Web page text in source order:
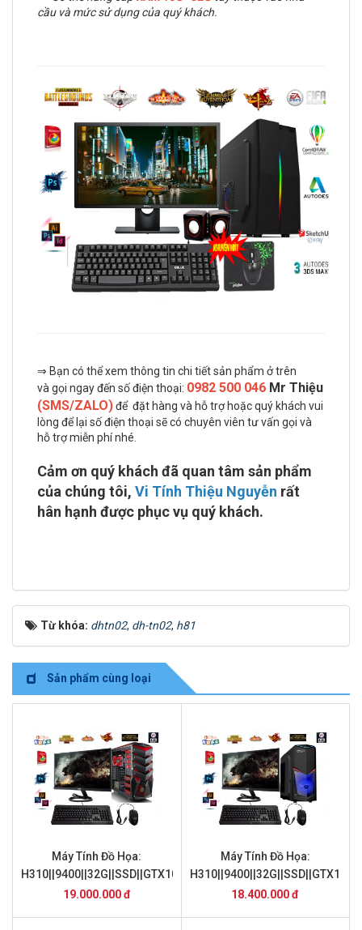
cầu và mức sử dụng của quý khách.
⇒ Bạn có thể xem thông tin chi tiết sản phẩm ở trên
và gọi ngay đến số điện thoại: 0982 500 046 Mr Thiệu
(SMS/ZALO)để đặt hàng và hỗ trợ hoặc quý khách vui
lòng để lại số điện thoại sẽ có chuyên viên tư vấn gọi và
hỗ trợ miễn phí nhé.
Cảm ơn quý khách đã quan tâm sản phẩm
của chúng tôi, Vi Tính Thiệu Nguyễn rất
hân hạnh được phục vụ quý khách.
Từ khóa: dhtn02, dh-tn02, h81
Sản phẩm cùng loại
Máy Tính Đồ Họa:
H310||9400||32G||SSD||GTX1060||24inch
19.000.000 đ
Máy Tính Đồ Họa:
18.400.000 đ